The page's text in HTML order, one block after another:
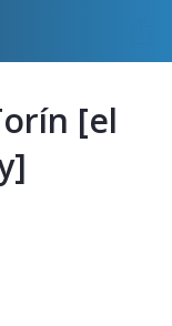
[el